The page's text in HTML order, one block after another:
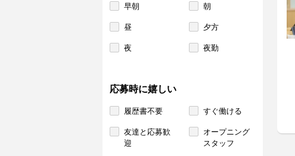
早朝 朝
昼 夕方
夜 夜勤
応募時に嬉しい
履歴書不要 すぐ働ける
友達と応募歓
迎
オープニング
スタッフ